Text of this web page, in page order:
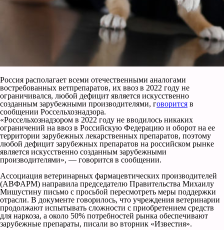
Россия располагает всеми отечественными аналогами
востребованных ветпрепаратов, их ввоз в 2022 году не
ограничивался, любой дефицит является искусственно
созданным зарубежными производителями, говорится в
сообщении Россельхознадзора.
«Россельхознадзором в 2022 году не вводилось никаких
ограничений на ввоз в Российскую Федерацию и оборот на ее
территории зарубежных лекарственных препаратов, поэтому
любой дефицит зарубежных препаратов на российском рынке
является искусственно созданным зарубежными
производителями», — говорится в сообщении.
Ассоциация ветеринарных фармацевтических производителей
(АВФАРМ) направила председателю Правительства Михаилу
Мишустину письмо с просьбой пересмотреть меры поддержки
отрасли. В документе говорилось, что учреждения ветеринарии
продолжают испытывать сложности с приобретением средств
для наркоза, а около 50% потребностей рынка обеспечивают
зарубежные препараты, писали во вторник «Известия».